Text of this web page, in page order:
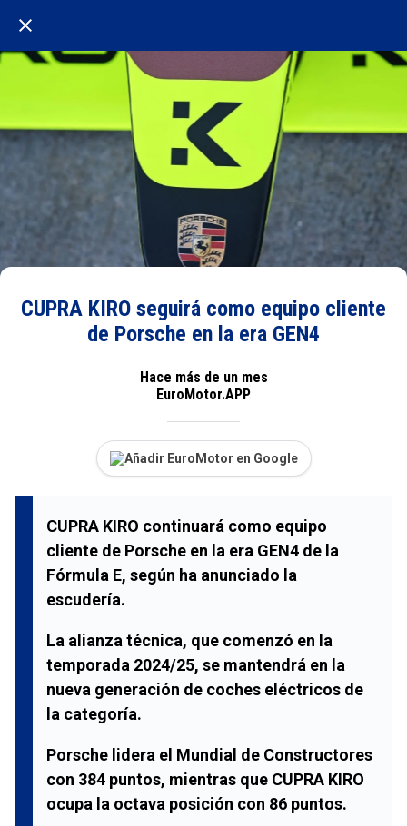
CUPRA KIRO seguirá como equipo cliente
de Porsche en la era GEN4
Hace más de un mes
EuroMotor.APP
Añadir EuroMotor en Google
CUPRA KIRO continuará como equipo
cliente de Porsche en la era GEN4 de la
Fórmula E, según ha anunciado la
escudería.
La alianza técnica, que comenzó en la
temporada 2024/25, se mantendrá en la
nueva generación de coches eléctricos de
la categoría.
Porsche lidera el Mundial de Constructores
con 384 puntos, mientras que CUPRA KIRO
ocupa la octava posición con 86 puntos.